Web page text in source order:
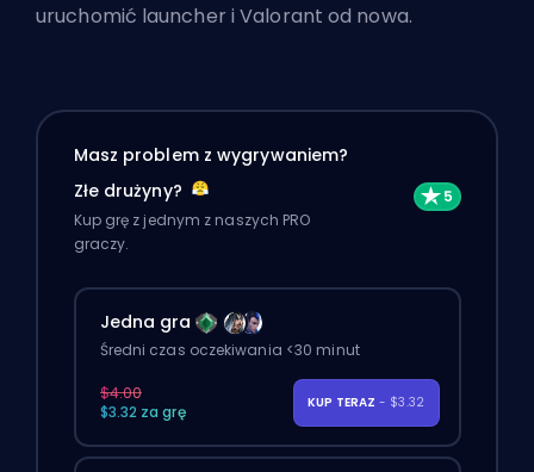
uruchomić launcher i Valorant od nowa.
Masz problem z wygrywaniem?
Złe drużyny?
Kup grę z jednym z naszych PRO
graczy.
Jedna gra
Średni czas oczekiwania <30 minut
$4.00
$3.32 za grę
KUP TERAZ - $3.32